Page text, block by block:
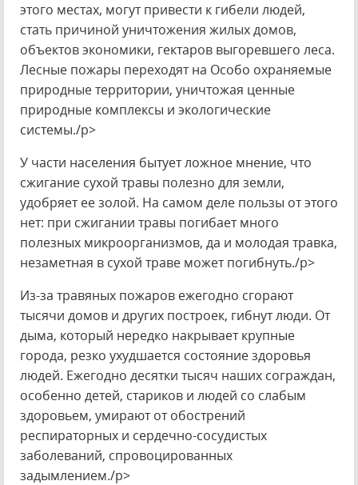
этого местах, могут привести к гибели людей,
стать причиной уничтожения жилых домов,
объектов экономики, гектаров выгоревшего леса.
Лесные пожары переходят на Особо охраняемые
природные территории, уничтожая ценные
природные комплексы и экологические
системы./p>
У части населения бытует ложное мнение, что
сжигание сухой травы полезно для земли,
удобряет ее золой. На самом деле пользы от этого
нет: при сжигании травы погибает много
полезных микроорганизмов, да и молодая травка,
незаметная в сухой траве может погибнуть./p>
Из-за травяных пожаров ежегодно сгорают
тысячи домов и других построек, гибнут люди. От
дыма, который нередко накрывает крупные
города, резко ухудшается состояние здоровья
людей. Ежегодно десятки тысяч наших сограждан,
особенно детей, стариков и людей со слабым
здоровьем, умирают от обострений
респираторных и сердечно-сосудистых
заболеваний, спровоцированных
задымлением./p>